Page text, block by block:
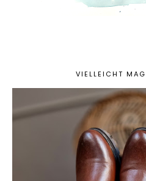
VIELLEICHT